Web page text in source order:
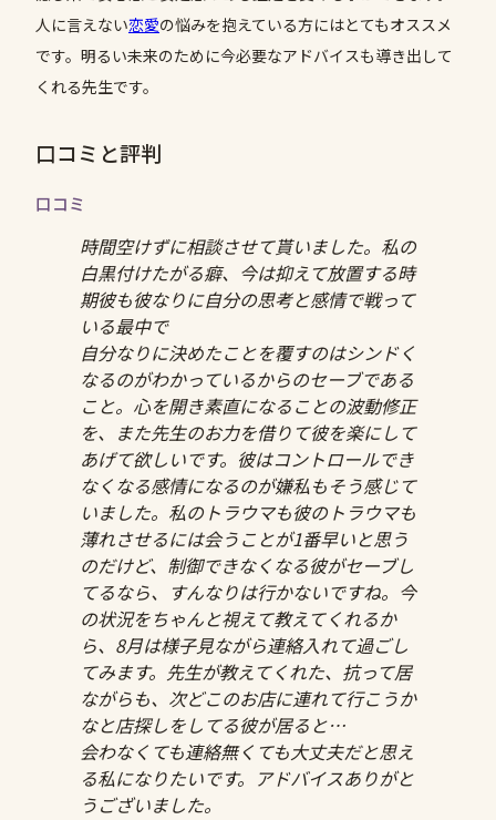
人に言えない恋愛の悩みを抱えている方にはとてもオススメ
です。明るい未来のために今必要なアドバイスも導き出して
くれる先生です。
口コミと評判
口コミ
時間空けずに相談させて貰いました。私の
白黒付けたがる癖、今は抑えて放置する時
期彼も彼なりに自分の思考と感情で戦って
いる最中で
自分なりに決めたことを覆すのはシンドく
なるのがわかっているからのセーブである
こと。心を開き素直になることの波動修正
を、また先生のお力を借りて彼を楽にして
あげて欲しいです。彼はコントロールでき
なくなる感情になるのが嫌私もそう感じて
いました。私のトラウマも彼のトラウマも
薄れさせるには会うことが1番早いと思う
のだけど、制御できなくなる彼がセーブし
てるなら、すんなりは行かないですね。今
の状況をちゃんと視えて教えてくれるか
ら、8月は様子見ながら連絡入れて過ごし
てみます。先生が教えてくれた、抗って居
ながらも、次どこのお店に連れて行こうか
なと店探しをしてる彼が居ると…
会わなくても連絡無くても大丈夫だと思え
る私になりたいです。アドバイスありがと
うございました。